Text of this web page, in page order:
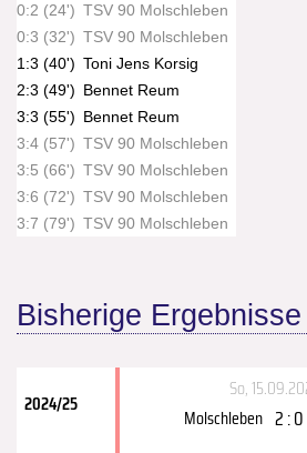
0:2 (24') TSV 90 Molschleben
0:3 (32') TSV 90 Molschleben
1:3 (40') Toni Jens Korsig
2:3 (49') Bennet Reum
3:3 (55') Bennet Reum
3:4 (57') TSV 90 Molschleben
3:5 (66') TSV 90 Molschleben
3:6 (72') TSV 90 Molschleben
3:7 (79') TSV 90 Molschleben
Bisherige Ergebnisse
2024/25
So,
Molschleben 2 : 0